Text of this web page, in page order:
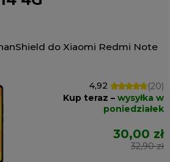
do Xiaomi Redmi Note
4,92
(20)
Kup teraz – wysyłka w
poniedziałek
30,00 zł
32,90 zł